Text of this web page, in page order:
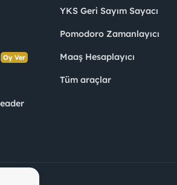
Oy Ver
YKS Geri Sayım Sayacı
Pomodoro Zamanlayıcı
Maaş Hesaplayıcı
Tüm araçlar